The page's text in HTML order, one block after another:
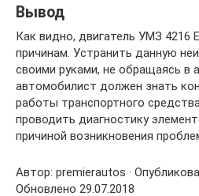
Вывод
Как видно, двигатель УМЗ 4216
причинам. Устранить данную
своими руками, не обращаясь в
автомобилист должен знать
работы транспортного
проводить диагностику
причиной возникновения
Автор: premierautos ·
Обновлено 29.07.2018